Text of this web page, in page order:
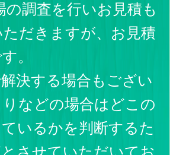
の調査を行いお見積も
だきますが、お見積
。
決する場合もござい
などの場合はどこの
いるかを判断するた
させていただいてお